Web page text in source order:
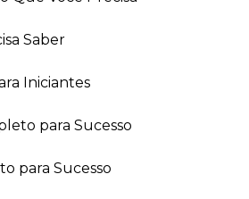
Saber
Iniciantes
para Sucesso
para Sucesso